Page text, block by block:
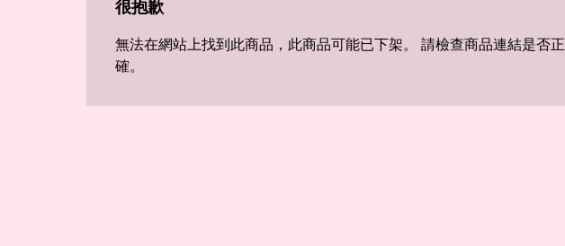
很抱歉
無法在網站上找到此商品，此商品可能已下架。 請檢查商品連結是否正
確。